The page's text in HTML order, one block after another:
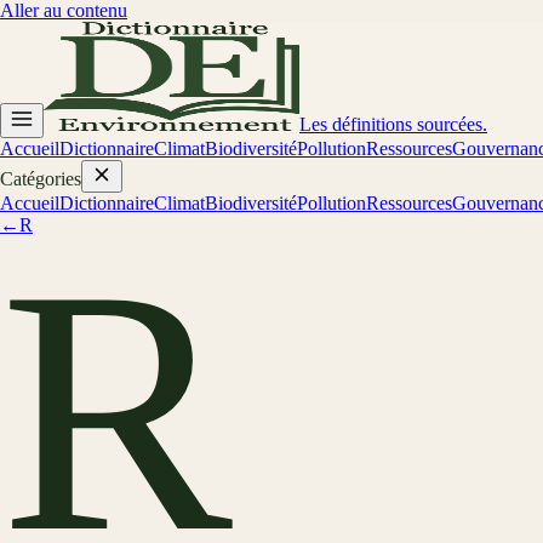
Aller au contenu
Les définitions sourcées.
AccueilDictionnaireClimatBiodiversitéPollutionRessources
Catégories
AccueilDictionnaireClimatBiodiversitéPollutionRessources
←R
R